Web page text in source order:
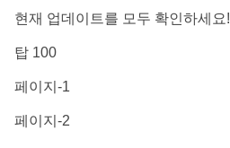
현재 업데이트를 모두 확인하세요!
탑 100
페이지-1
페이지-2